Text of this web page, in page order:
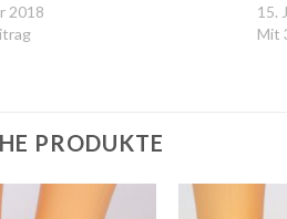
2018
15.
Mit
PRODUKTE